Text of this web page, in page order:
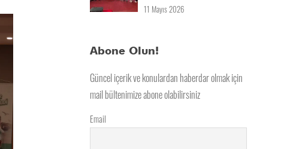
11 Mayıs 2026
Abone Olun!
Güncel içerik ve konulardan haberdar olmak için
mail bültenimize abone olabilirsiniz
Email